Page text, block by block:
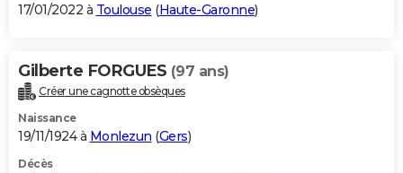
17/01/2022 à Toulouse (Haute-Garonne)
Gilberte FORGUES (97 ans)
Créer une cagnotte obsèques
Naissance
19/11/1924 à Monlezun (Gers)
Décès